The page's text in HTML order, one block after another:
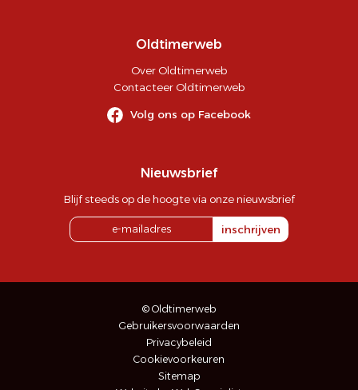
Oldtimerweb
Over Oldtimerweb
Contacteer Oldtimerweb
Volg ons op Facebook
Nieuwsbrief
Blijf steeds op de hoogte via onze nieuwsbrief
inschrijven
© Oldtimerweb
Gebruikersvoorwaarden
Privacybeleid
Cookievoorkeuren
Sitemap